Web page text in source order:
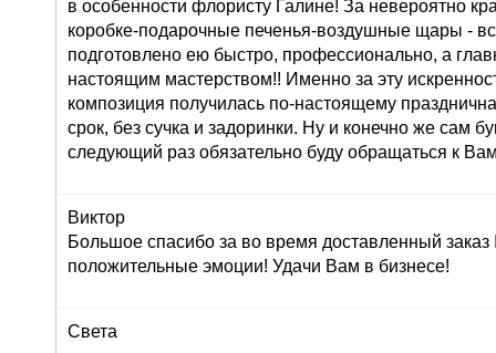
в особенности флористу Галине! За невероятно
коробке-подарочные печенья-воздушные щары -
подготовлено ею быстро, профессионально, а
настоящим мастерством!! Именно за эту
композиция получилась по-настоящему
срок, без сучка и задоринки. Ну и конечно же сам
следующий раз обязательно буду обращаться к
Виктор
Большое спасибо за во время доставленный
положительные эмоции! Удачи Вам в бизнесе!
Света